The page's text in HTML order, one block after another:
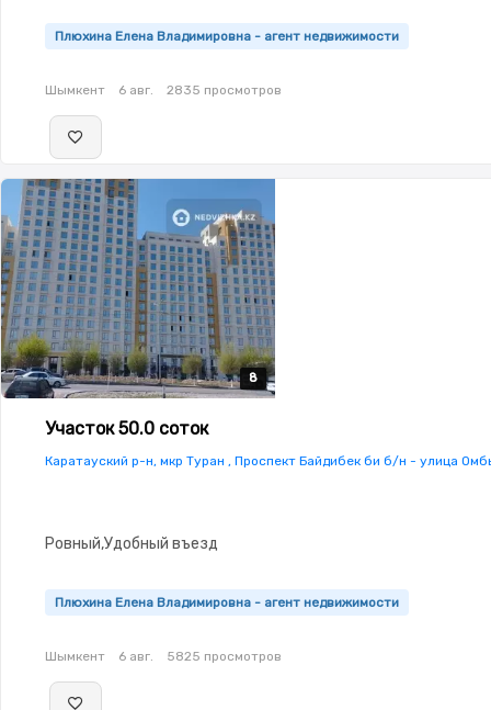
Плюхина Елена Владимировна - агент недвижимости
Шымкент 6 авг. 2835 просмотров
8
8
8
8
8
Участок 50.0 соток
Каратауский р-н, мкр Туран , Проспект Байдибек би б/н - улица
Ровный,Удобный въезд
Плюхина Елена Владимировна - агент недвижимости
Шымкент 6 авг. 5825 просмотров